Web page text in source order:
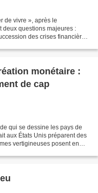
de vivre », après le
deux questions majeures :
des crises financières
monétaire :
de cap
qui se dessine les pays de
aux États Unis préparent des
vertigineuses posent en